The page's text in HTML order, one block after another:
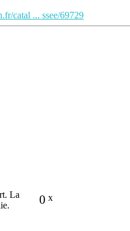
catal ... ssee/69729
0 x
La